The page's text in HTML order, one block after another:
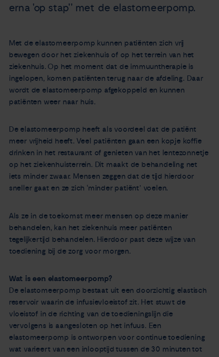
Zorgverleners
Contact
erna 'op stap'' met de elastomeerpomp.
Met de elastomeerpomp kunnen patiënten zich vrij
bewegen door het ziekenhuis of op het terrein van het
ziekenhuis. Op het moment dat de immuuntherapie is
ingelopen, komen patiënten terug naar de afdeling. Daar
wordt de elastomeerpomp afgekoppeld en kunnen
patiënten weer naar huis.
De elastomeerpomp heeft als voordeel dat de patiënt
meer vrijheid heeft. Veel patiënten gaan een kopje koffie
drinken in het restaurant of genieten van het lentezonnetje
op het ziekenhuisterrein. Dit maakt de behandeling net
iets minder zwaar. Mensen zeggen dat de tijd hierdoor
sneller gaat en ze zich ‘minder patiënt’ voelen.
Als ze in de toekomst meer mensen op deze manier
behandelen, kan het ziekenhuis meer patiënten
tegelijkertijd behandelen. Hierdoor past deze wijze van
toediening bij de zorg voor morgen.
Wat is een elastomeerpomp?
De elastomeerpomp bestaat uit een doorzichtig elastisch
reservoir waarin de infusievloeistof zit. Het stuwt de
vloeistof in de richting van de toedieningslijn die
vervolgens is aangesloten op het infuus. Een
elastomeerpomp is ontworpen voor continue toediening
wat varieert van een inlooptijd tussen de 30 minuten tot